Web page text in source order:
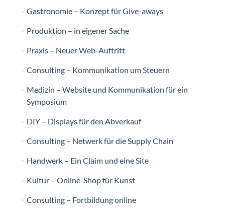
Gastronomie – Konzept für Give-aways
Produktion – in eigener Sache
Praxis – Neuer Web-Auftritt
Consulting – Kommunikation um Steuern
Medizin – Website und Kommunikation für ein
Symposium
DIY – Displays für den Abverkauf
Consulting – Netwerk für die Supply Chain
Handwerk – Ein Claim und eine Site
Kultur – Online-Shop für Kunst
Consulting – Fortbildung online